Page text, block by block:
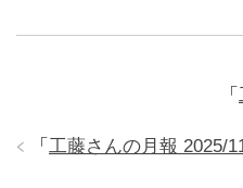
「
「 工藤さんの月報 2025/